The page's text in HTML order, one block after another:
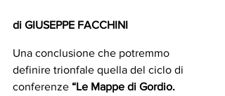
di GIUSEPPE FACCHINI
Una conclusione che potremmo
definire trionfale quella del ciclo di
conferenze “Le Mappe di Gordio.